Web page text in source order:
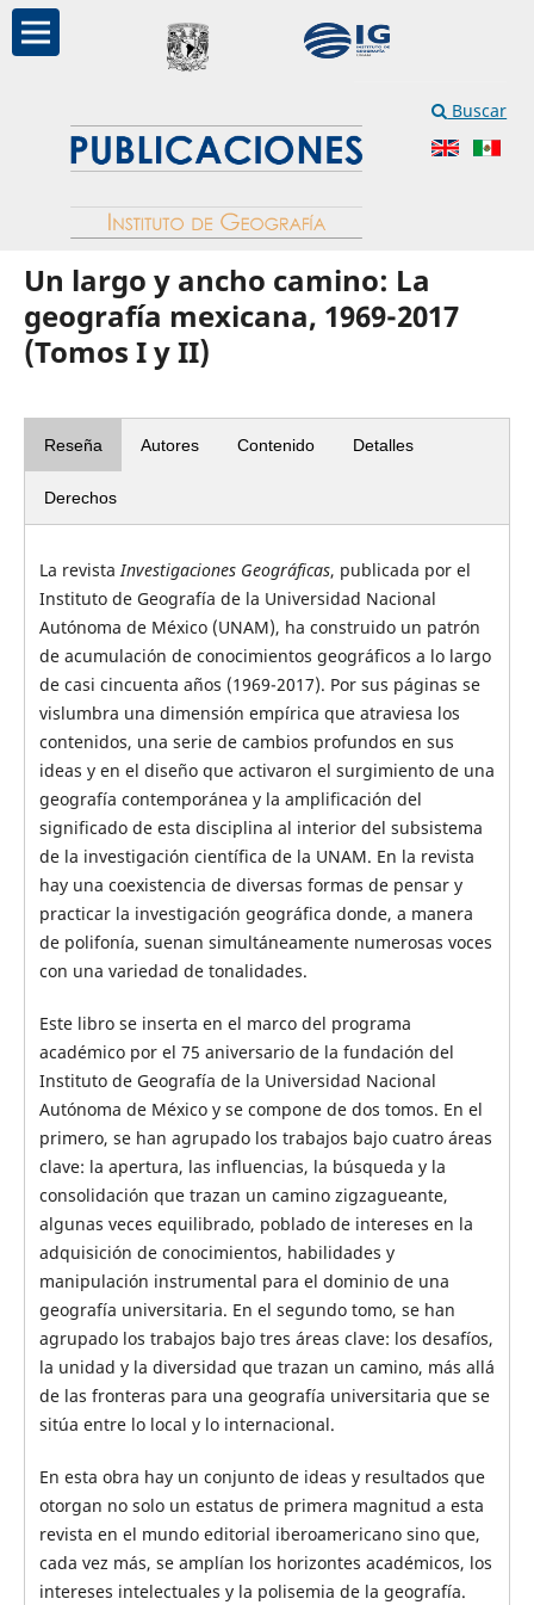
Buscar
Un largo y ancho camino: La
geografía mexicana, 1969-2017
(Tomos I y II)
Reseña Autores Contenido Detalles
Derechos
La revistaInvestigaciones Geográficas, publicada por el
Instituto de Geografía de la Universidad Nacional
Autónoma de México (UNAM), ha construido un patrón
de acumulación de conocimientos geográficos a lo largo
de casi cincuenta años (1969-2017). Por sus páginas se
vislumbra una dimensión empírica que atraviesa los
contenidos, una serie de cambios profundos en sus
ideas y en el diseño que activaron el surgimiento de una
geografía contemporánea y la amplificación del
significado de esta disciplina al interior del subsistema
de la investigación científica de la UNAM. En la revista
hay una coexistencia de diversas formas de pensar y
practicar la investigación geográfica donde, a manera
de polifonía, suenan simultáneamente numerosas voces
con una variedad de tonalidades.
Este libro se inserta en el marco del programa
académico por el 75 aniversario de la fundación del
Instituto de Geografía de la Universidad Nacional
Autónoma de México y se compone de dos tomos. En el
primero, se han agrupado los trabajos bajo cuatro áreas
clave: la apertura, las influencias, la búsqueda y la
consolidación que trazan un camino zigzagueante,
algunas veces equilibrado, poblado de intereses en la
adquisición de conocimientos, habilidades y
manipulación instrumental para el dominio de una
geografía universitaria. En el segundo tomo, se han
agrupado los trabajos bajo tres áreas clave: los desafíos,
la unidad y la diversidad que trazan un camino, más allá
de las fronteras para una geografía universitaria que se
sitúa entre lo local y lo internacional.
En esta obra hay un conjunto de ideas y resultados que
otorgan no solo un estatus de primera magnitud a esta
revista en el mundo editorial iberoamericano sino que,
cada vez más, se amplían los horizontes académicos, los
intereses intelectuales y la polisemia de la geografía.